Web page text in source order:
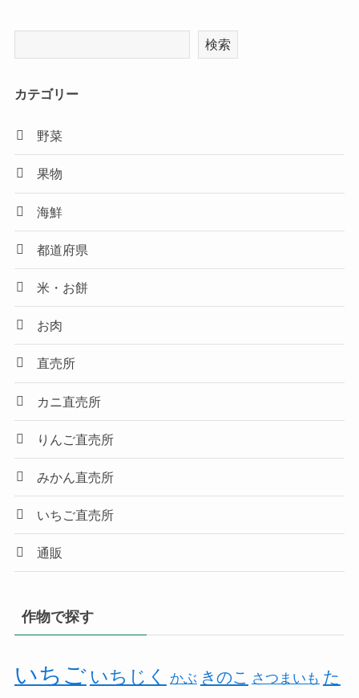
検索
カテゴリー
野菜
果物
海鮮
都道府県
米・お餅
お肉
直売所
カニ直売所
りんご直売所
みかん直売所
いちご直売所
通販
作物で探す
いちご いちじく かぶ きのこ さつまいも た